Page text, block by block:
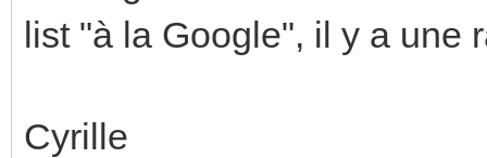
list "à la Google", il y a une
Cyrille